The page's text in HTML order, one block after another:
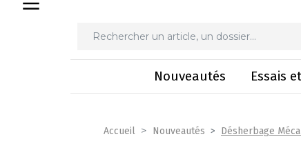
Nouveautés Essais
Tamiser
Accueil Nouveautés Désherbage